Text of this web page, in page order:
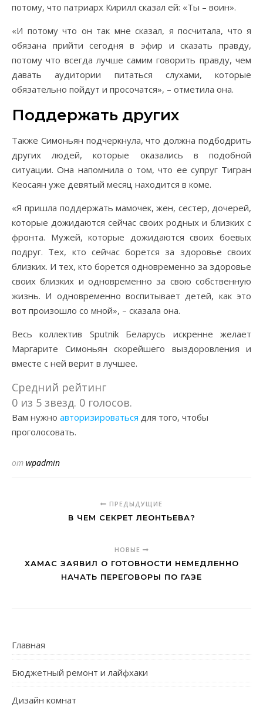
потому, что патриарх Кирилл сказал ей: «Ты – воин».
«И потому что он так мне сказал, я посчитала, что я
обязана прийти сегодня в эфир и сказать правду,
потому что всегда лучше самим говорить правду, чем
давать аудитории питаться слухами, которые
обязательно пойдут и просочатся», – отметила она.
Поддержать других
Также Симоньян подчеркнула, что должна подбодрить
других людей, которые оказались в подобной
ситуации. Она напомнила о том, что ее супруг Тигран
Кеосаян уже девятый месяц находится в коме.
«Я пришла поддержать мамочек, жен, сестер, дочерей,
которые дожидаются сейчас своих родных и близких с
фронта. Мужей, которые дожидаются своих боевых
подруг. Тех, кто сейчас борется за здоровье своих
близких. И тех, кто борется одновременно за здоровье
своих близких и одновременно за свою собственную
жизнь. И одновременно воспитывает детей, как это
вот произошло со мной», – сказала она.
Весь коллектив Sputnik Беларусь искренне желает
Маргарите Симоньян скорейшего выздоровления и
вместе с ней верит в лучшее.
Средний рейтинг
0 из 5 звезд. 0 голосов.
Вам нужно авторизироваться для того, чтобы
проголосовать.
от wpadmin
ПРЕДЫДУЩИЕ
В ЧЕМ СЕКРЕТ ЛЕОНТЬЕВА?
НОВЫЕ
ХАМАС ЗАЯВИЛ О ГОТОВНОСТИ НЕМЕДЛЕННО
НАЧАТЬ ПЕРЕГОВОРЫ ПО ГАЗЕ
Главная
Бюджетный ремонт и лайфхаки
Дизайн комнат